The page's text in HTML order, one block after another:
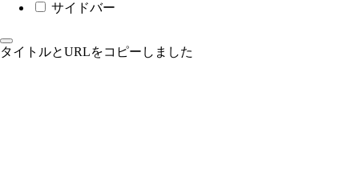
サイドバー
タイトルとURLをコピーしました